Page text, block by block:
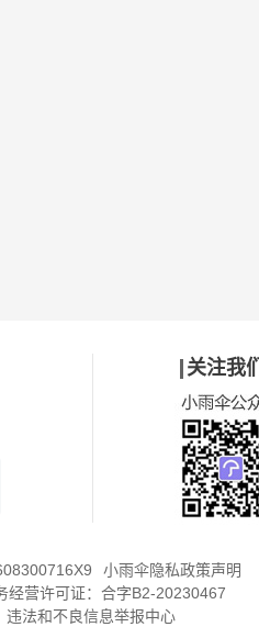
关注我们
小雨伞隐私政策声明
营许可证： 合字B2-20230467
违法和不良信息举报中心